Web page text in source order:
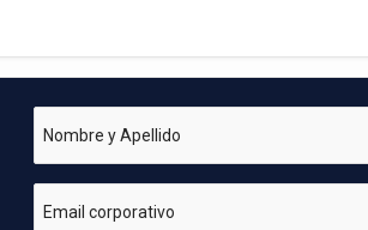
Nombre y Apellido
Email corporativo